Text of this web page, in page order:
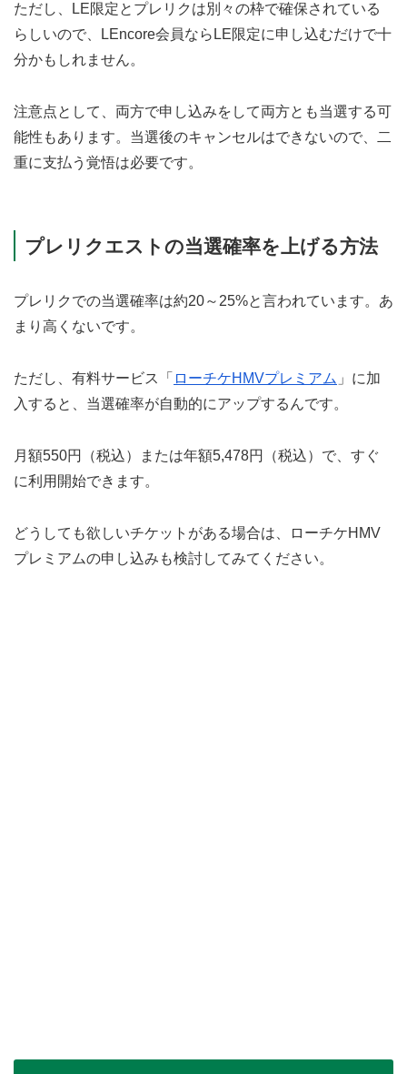
ただし、LE限定とプレリクは別々の枠で確保されている
らしいので、LEncore会員ならLE限定に申し込むだけで十
分かもしれません。
注意点として、両方で申し込みをして両方とも当選する可
能性もあります。当選後のキャンセルはできないので、二
重に支払う覚悟は必要です。
プレリクエストの当選確率を上げる方法
プレリクでの当選確率は約20～25%と言われています。あ
まり高くないです。
ただし、有料サービス「 ローチケHMVプレミアム 」に加
入すると、当選確率が自動的にアップするんです。
月額550円（税込）または年額5,478円（税込）で、すぐ
に利用開始できます。
どうしても欲しいチケットがある場合は、ローチケHMV
プレミアムの申し込みも検討してみてください。